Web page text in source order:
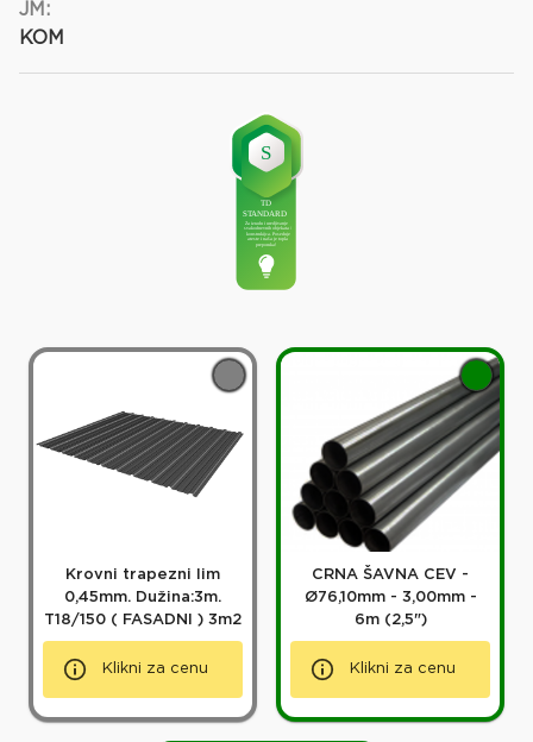
JM:
KOM
Krovni trapezni lim
0,45mm. Dužina:3m.
T18/150 ( FASADNI ) 3m2
Klikni za cenu
CRNA ŠAVNA CEV -
Ø76,10mm - 3,00mm -
6m (2,5")
Klikni za cenu